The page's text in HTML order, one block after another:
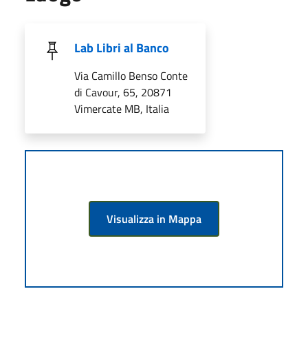
Lab Libri al Banco
Via Camillo Benso Conte
di Cavour, 65, 20871
Vimercate MB, Italia
Visualizza in Mappa